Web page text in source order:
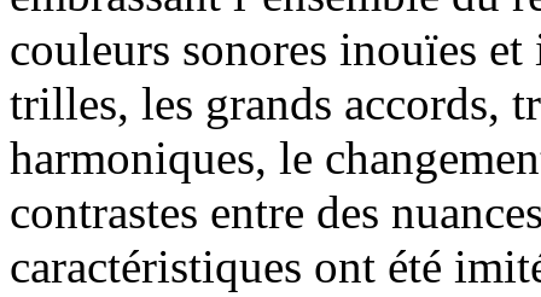
couleurs sonores inouïes
trilles, les grands accords,
harmoniques, le
contrastes entre des
caractéristiques ont été